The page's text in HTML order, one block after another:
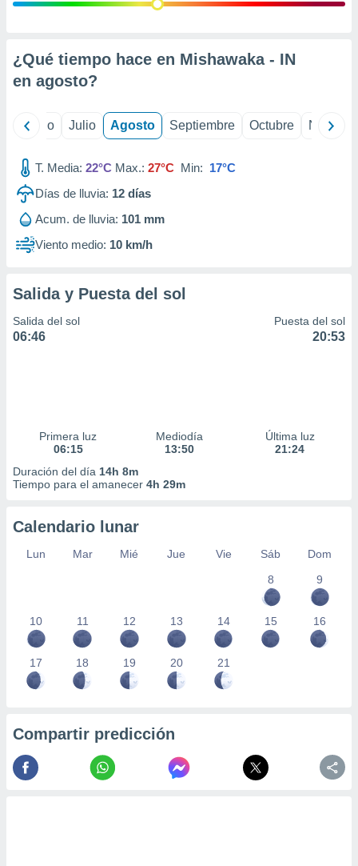
e
mediante
publicidad
de
1199
¿Qué tiempo hace en Mishawaka - IN
en agosto?
Junio Julio Agosto Septiembre Octubre
T. Media: 22°C Max.: 27°C Min: 17°C
Días de lluvia: 12 días
Acum. de lluvia: 101 mm
Viento medio: 10 km/h
Salida y Puesta del sol
Salida del sol
06:46
Puesta del sol
20:53
Primera luz
06:15
Mediodía
13:50
Última luz
21:24
Duración del día 14h 8m
Tiempo para el amanecer 4h 29m
Calendario lunar
Lun Mar Mié Jue Vie Sáb
Dom
8
9
10 11 12 13 14 15 16
17 18 19 20 21
Compartir predicción